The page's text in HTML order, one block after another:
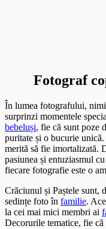
Fotograf
În lumea fotografului,
surprinzi momentele
bebeluși, fie că sunt poze
puritate și o bucurie unică.
merită să fie imortalizată.
pasiunea și entuziasmul
fiecare fotografie este o
Crăciunul și Paștele sunt,
sedințe foto în familie.
la cei mai mici membri ai
Decorurile tematice, fie că